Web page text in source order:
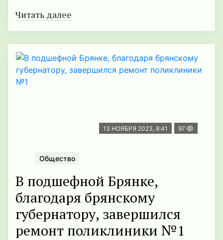
Читать далее
13 НОЯБРЯ 2023, 8:41 97
Общество
В подшефной Брянке,
благодаря брянскому
губернатору, завершился
ремонт поликлиники №1